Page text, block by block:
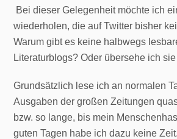
Bei dieser Gelegenheit möchte ich
wiederholen, die auf Twitter bisher
Warum gibt es keine halbwegs
Literaturblogs? Oder übersehe ich
Grundsätzlich lese ich an normalen
Ausgaben der großen Zeitungen
bzw. so lange, bis mein
guten Tagen habe ich dazu keine Zeit.